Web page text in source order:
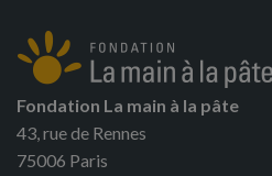
Fondation La main à la pâte
43, rue de Rennes
75006 Paris